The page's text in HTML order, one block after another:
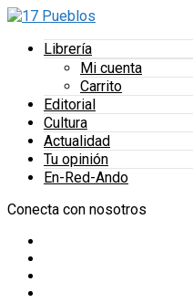
Librería
Mi cuenta
Carrito
Editorial
Cultura
Actualidad
Tu opinión
En-Red-Ando
Conecta con nosotros